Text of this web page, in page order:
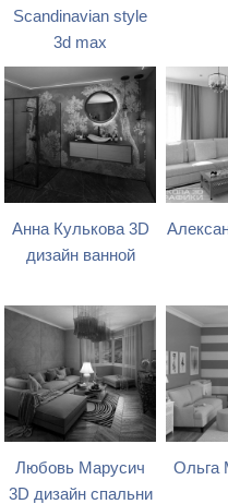
Scandinavian style
3d max
Анна Кулькова 3D
дизайн ванной
Любовь Марусич
3D дизайн спальни
Ольга